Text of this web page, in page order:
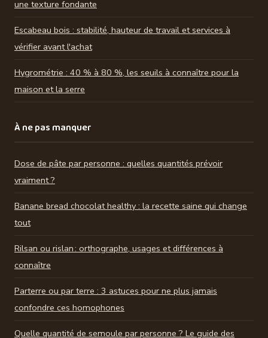
une texture fondante
Escabeau bois : stabilité, hauteur de travail et services à
vérifier avant l'achat
Hygrométrie : 40 % à 80 %, les seuils à connaître pour la
maison et la serre
À ne pas manquer
Dose de pâte par personne : quelles quantités prévoir
vraiment ?
Banane bread chocolat healthy : la recette saine qui change
tout
Rilsan ou rislan : orthographe, usages et différences à
connaître
Parterre ou par terre : 3 astuces pour ne plus jamais
confondre ces homophones
Quelle quantité de semoule par personne ? Le guide des